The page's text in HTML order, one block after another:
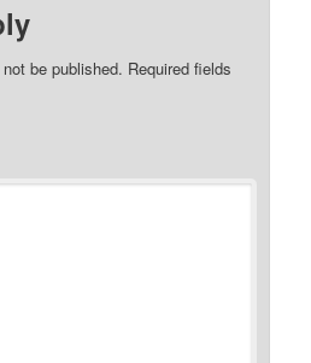
be published. Required fields